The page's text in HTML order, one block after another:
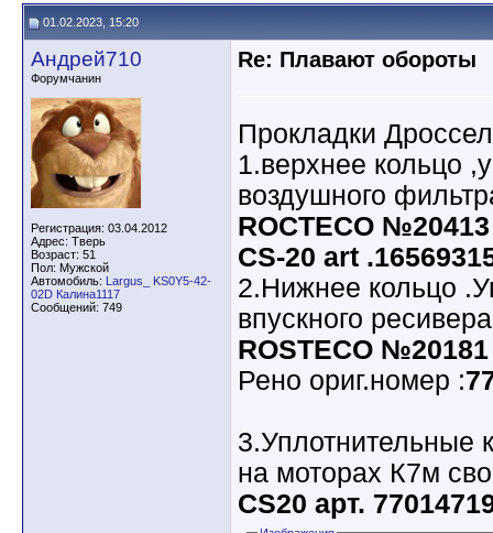
01.02.2023, 15:20
Андрей710
Форумчанин
Регистрация: 03.04.2012
Адрес: Тверь
Возраст: 51
Пол: Мужской
Автомобиль: Largus_ KS0Y5-42-
02D Калина1117
Сообщений: 749
Re: Плавают обороты
Прокладки
1.верхнее кольцо
воздушного
ROCTECO №20413
CS-20 art
2.Нижнее кольцо
впускного
ROSTECO №20181
Рено ориг.номер :
3.Уплотнительные
на моторах К7м
CS20 арт.